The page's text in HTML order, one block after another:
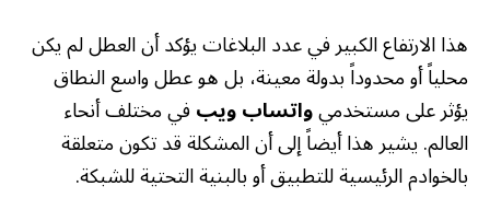
هذا الارتفاع الكبير في عدد البلاغات يؤكد أن العطل لم يكن
محلياً أو محدوداً بدولة معينة، بل هو عطل واسع النطاق
يؤثر على مستخدميواتساب ويبفي مختلف أنحاء
العالم. يشير هذا أيضاً إلى أن المشكلة قد تكون متعلقة
بالخوادم الرئيسية للتطبيق أو بالبنية التحتية للشبكة.